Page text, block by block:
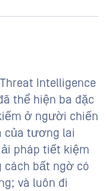
Intelligence
thể hiện ba đặc
ở người chiến
của tương lai
pháp tiết kiệm
cách bất ngờ có
và luôn đi